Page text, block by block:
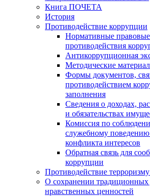
Книга ПОЧЕТА
История
Противодействие коррупции
Нормативные
противодействия
Антикоррупционная
Методические
Формы документов,
противодействием
заполнения
Сведения о доходах,
и обязательствах
Комиссия по
служебному
конфликта интересов
Обратная связь для
коррупции
Противодействие
О сохранении традиционных
нравственных ценностей